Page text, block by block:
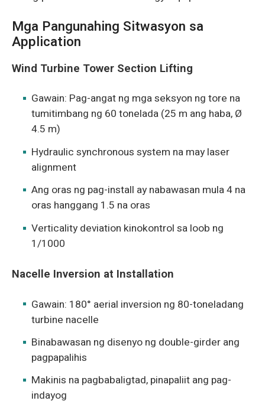
Mga Pangunahing Sitwasyon sa
Application
Wind Turbine Tower Section Lifting
Gawain: Pag-angat ng mga seksyon ng tore na
tumitimbang ng 60 tonelada (25 m ang haba, Ø
4.5 m)
Hydraulic synchronous system na may laser
alignment
Ang oras ng pag-install ay nabawasan mula 4 na
oras hanggang 1.5 na oras
Verticality deviation kinokontrol sa loob ng
1/1000
Nacelle Inversion at Installation
Gawain: 180° aerial inversion ng 80-toneladang
turbine nacelle
Binabawasan ng disenyo ng double-girder ang
pagpapalihis
Makinis na pagbabaligtad, pinapaliit ang pag-
indayog